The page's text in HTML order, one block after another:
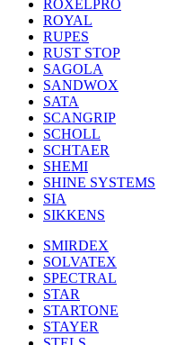
ROXELPRO
ROYAL
RUPES
RUST STOP
SAGOLA
SANDWOX
SATA
SCANGRIP
SCHOLL
SCHTAER
SHEMI
SHINE SYSTEMS
SIA
SIKKENS
SMIRDEX
SOLVATEX
SPECTRAL
STAR
STARTONE
STAYER